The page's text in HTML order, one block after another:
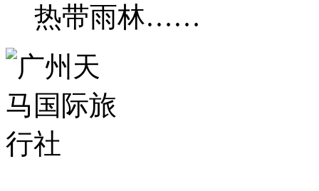
热带雨林……